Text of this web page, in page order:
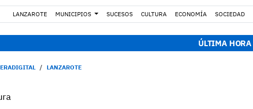
LANZAROTE MUNICIPIOS SUCESOS CULTURA ECONOMÍA SOCIEDAD
ÚLTIMA HORA
LANZAROTE